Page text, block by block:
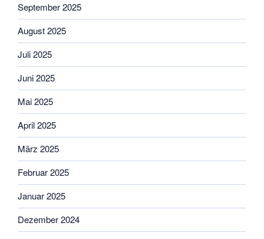
September 2025
August 2025
Juli 2025
Juni 2025
Mai 2025
April 2025
März 2025
Februar 2025
Januar 2025
Dezember 2024